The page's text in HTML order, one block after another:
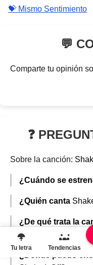
💝 Mismo Sentimiento
💬
Comparte tu opinión
❓
Sobre la canción:
¿Cuándo se
¿Quién canta
¿De qué trata la
el significado?
Tu letra Tendencias